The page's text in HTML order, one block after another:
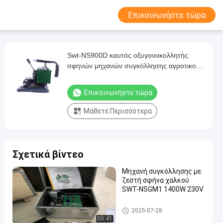
Επικοινωνήστε τώρα
Swt-NS900D καυτός οξυγονοκολλητής
σφηνών μηχανών συγκόλλησης αγροτικού
Επικοινωνήστε τώρα
Μάθετε Περισσότερα
Σχετικά βίντεο
00:41
Μηχανή συγκόλλησης με
ζεστή σφήνα χαλκού
SWT-NSGM1 1400W 230V
Μηχανή συγκόλλησης Geome
mbrane
2025-07-28